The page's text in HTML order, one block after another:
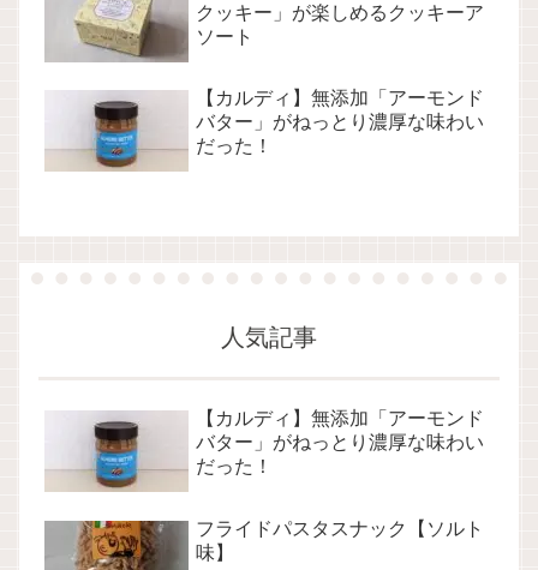
クッキー」が楽しめるクッキーア
ソート
【カルディ】無添加「アーモンド
バター」がねっとり濃厚な味わい
だった！
人気記事
【カルディ】無添加「アーモンド
バター」がねっとり濃厚な味わい
だった！
フライドパスタスナック【ソルト
味】